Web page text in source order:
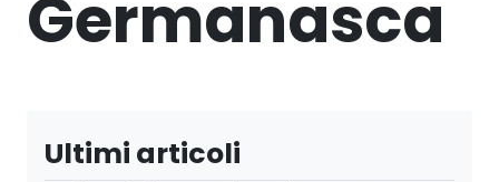
Germanasca
Ultimi articoli